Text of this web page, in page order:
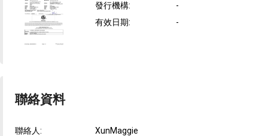
發行機構:
-
有效日期: -
聯絡資料
聯絡人: XunMaggie